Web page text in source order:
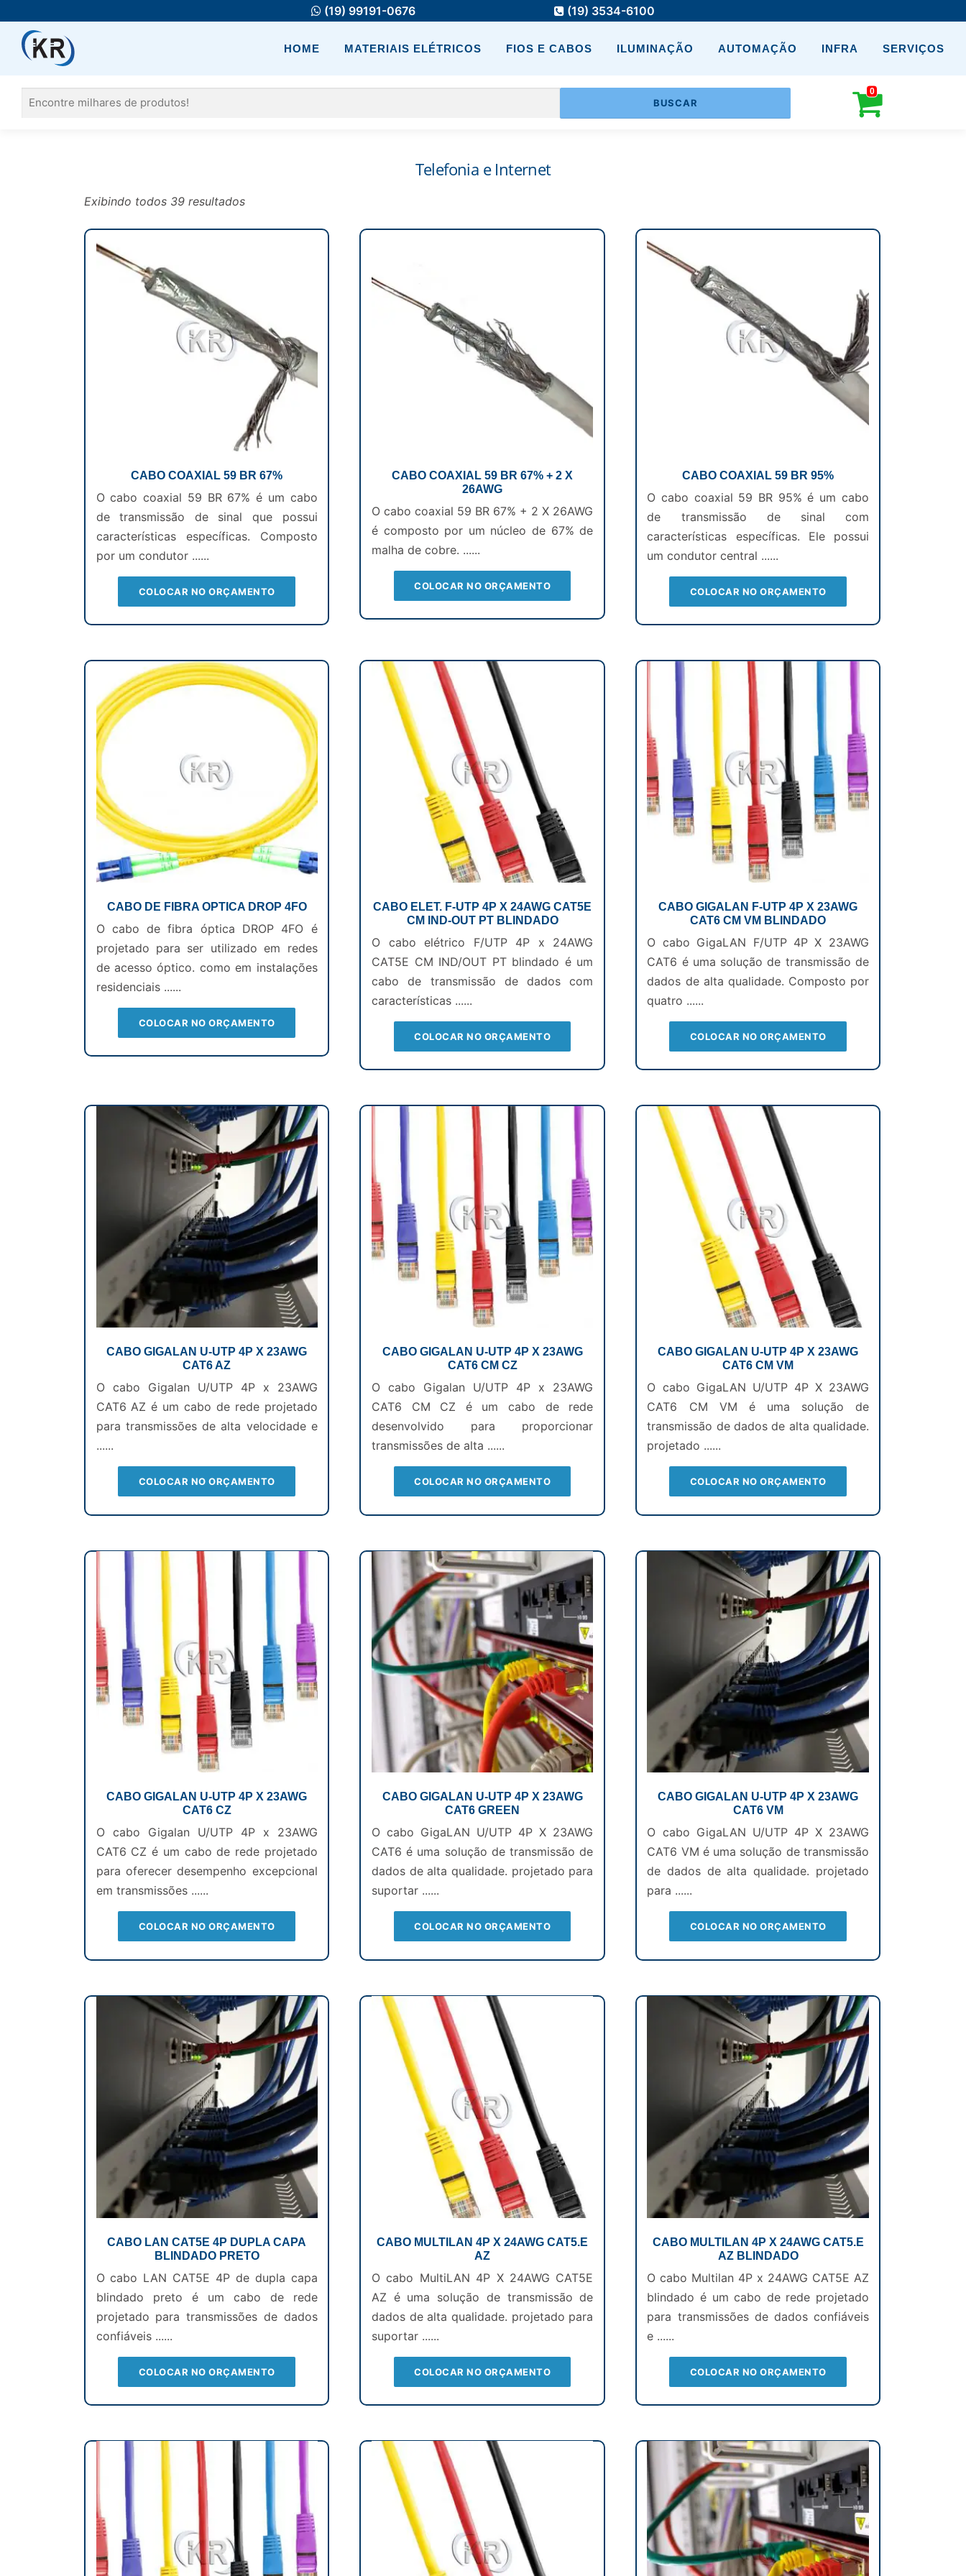
(19) 99191-0676 (19) 3534-6100
HOME MATERIAIS ELÉTRICOS FIOS E CABOS ILUMINAÇÃO AUTOMAÇÃO INFRA SERVIÇOS
Pesquisar
0
Telefonia e Internet
Exibindo todos 39 resultados
CABO COAXIAL 59 BR 67%
O cabo coaxial 59 BR 67% é um cabo
de transmissão de sinal que possui
características específicas. Composto
por um condutor ......
COLOCAR NO ORÇAMENTO
CABO COAXIAL 59 BR 67% + 2 X
26AWG
O cabo coaxial 59 BR 67% + 2 X 26AWG
é composto por um núcleo de 67% de
malha de cobre. ......
COLOCAR NO ORÇAMENTO
CABO COAXIAL 59 BR 95%
O cabo coaxial 59 BR 95% é um cabo
de transmissão de sinal com
características específicas. Ele possui
um condutor central ......
COLOCAR NO ORÇAMENTO
CABO DE FIBRA OPTICA DROP 4FO
O cabo de fibra óptica DROP 4FO é
projetado para ser utilizado em redes
de acesso óptico. como em instalações
residenciais ......
COLOCAR NO ORÇAMENTO
CABO ELET. F-UTP 4P X 24AWG CAT5E
CM IND-OUT PT BLINDADO
O cabo elétrico F/UTP 4P x 24AWG
CAT5E CM IND/OUT PT blindado é um
cabo de transmissão de dados com
características ......
COLOCAR NO ORÇAMENTO
CABO GIGALAN F-UTP 4P X 23AWG
CAT6 CM VM BLINDADO
O cabo GigaLAN F/UTP 4P X 23AWG
CAT6 é uma solução de transmissão de
dados de alta qualidade. Composto por
quatro ......
COLOCAR NO ORÇAMENTO
CABO GIGALAN U-UTP 4P X 23AWG
CAT6 AZ
O cabo Gigalan U/UTP 4P x 23AWG
CAT6 AZ é um cabo de rede projetado
para transmissões de alta velocidade e
......
COLOCAR NO ORÇAMENTO
CABO GIGALAN U-UTP 4P X 23AWG
CAT6 CM CZ
O cabo Gigalan U/UTP 4P x 23AWG
CAT6 CM CZ é um cabo de rede
desenvolvido para proporcionar
transmissões de alta ......
COLOCAR NO ORÇAMENTO
CABO GIGALAN U-UTP 4P X 23AWG
CAT6 CM VM
O cabo GigaLAN U/UTP 4P X 23AWG
CAT6 CM VM é uma solução de
transmissão de dados de alta qualidade.
projetado ......
COLOCAR NO ORÇAMENTO
CABO GIGALAN U-UTP 4P X 23AWG
CAT6 CZ
O cabo Gigalan U/UTP 4P x 23AWG
CAT6 CZ é um cabo de rede projetado
para oferecer desempenho excepcional
em transmissões ......
COLOCAR NO ORÇAMENTO
CABO GIGALAN U-UTP 4P X 23AWG
CAT6 GREEN
O cabo GigaLAN U/UTP 4P X 23AWG
CAT6 é uma solução de transmissão de
dados de alta qualidade. projetado para
suportar ......
COLOCAR NO ORÇAMENTO
CABO GIGALAN U-UTP 4P X 23AWG
CAT6 VM
O cabo GigaLAN U/UTP 4P X 23AWG
CAT6 VM é uma solução de transmissão
de dados de alta qualidade. projetado
para ......
COLOCAR NO ORÇAMENTO
CABO LAN CAT5E 4P DUPLA CAPA
BLINDADO PRETO
O cabo LAN CAT5E 4P de dupla capa
blindado preto é um cabo de rede
projetado para transmissões de dados
confiáveis ......
COLOCAR NO ORÇAMENTO
CABO MULTILAN 4P X 24AWG CAT5.E
AZ
O cabo MultiLAN 4P X 24AWG CAT5E
AZ é uma solução de transmissão de
dados de alta qualidade. projetado para
suportar ......
COLOCAR NO ORÇAMENTO
CABO MULTILAN 4P X 24AWG CAT5.E
AZ BLINDADO
O cabo Multilan 4P x 24AWG CAT5E AZ
blindado é um cabo de rede projetado
para transmissões de dados confiáveis
e ......
COLOCAR NO ORÇAMENTO